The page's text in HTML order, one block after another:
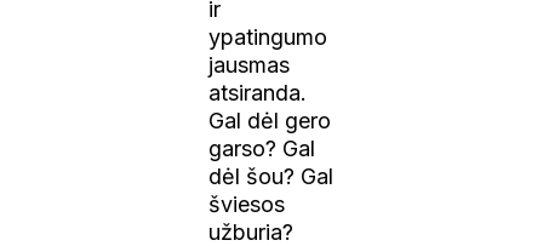
ir
ypatingumo
jausmas
atsiranda.
Gal dėl gero
garso? Gal
dėl šou? Gal
šviesos
užburia?